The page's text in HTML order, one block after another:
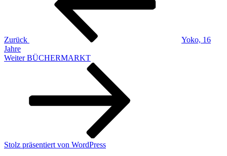
Zurück
Yoko, 16
Jahre
Nächster
Weiter BÜCHERMARKT
Stolz präsentiert von WordPress